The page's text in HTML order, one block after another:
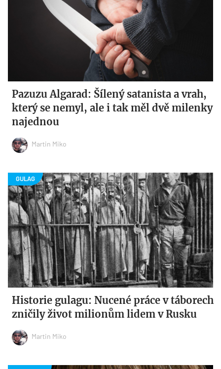
Pazuzu Algarad: Šílený satanista a vrah,
který se nemyl, ale i tak měl dvě milenky
najednou
Martin Miko
Historie gulagu: Nucené práce v táborech
zničily život milionům lidem v Rusku
Martin Miko